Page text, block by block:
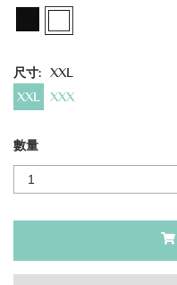
尺寸: XXL
XXL XXX
數量